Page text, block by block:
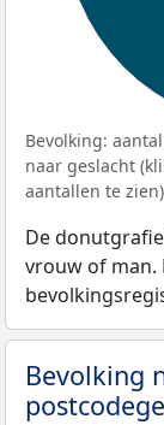
Bevolking:
naar geslacht
aantallen te
De
vrouw of
Bevolking